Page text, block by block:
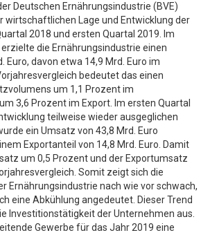
Deutschen Ernährungsindustrie (BVE)
wirtschaftlichen Lage und Entwicklung der
2018 und ersten Quartal 2019. Im
die Ernährungsindustrie einen
Euro, davon etwa 14,9 Mrd. Euro im
bedeutet das einen
um 1,1 Prozent im
3,6 Prozent im Export. Im ersten Quartal
teilweise wieder ausgeglichen
ein Umsatz von 43,8 Mrd. Euro
Exportanteil von 14,8 Mrd. Euro. Damit
um 0,5 Prozent und der Exportumsatz
Somit zeigt sich die
Ernährungsindustrie nach wie vor schwach,
eine Abkühlung angedeutet. Dieser Trend
Investitionstätigkeit der Unternehmen aus.
Gewerbe für das Jahr 2019 eine